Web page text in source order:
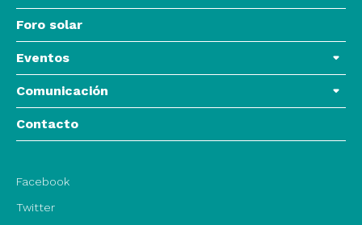
Foro solar
Eventos
Comunicación
Contacto
Facebook
Twitter